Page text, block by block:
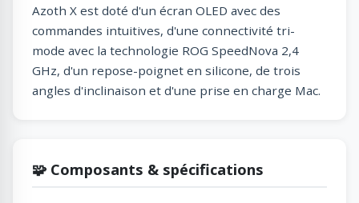
Azoth X est doté d'un écran OLED avec des
commandes intuitives, d'une connectivité tri-
mode avec la technologie ROG SpeedNova 2,4
GHz, d'un repose-poignet en silicone, de trois
angles d'inclinaison et d'une prise en charge Mac.
🧩 Composants & spécifications